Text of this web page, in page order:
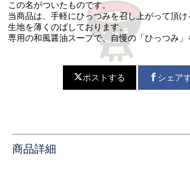
この名がついたものです。
当商品は、手軽にひっつみを召し上がって頂
生地を薄くのばしております。
専用の和風醤油スープで、自慢の「ひっつみ」
ポストする シェア
商品詳細